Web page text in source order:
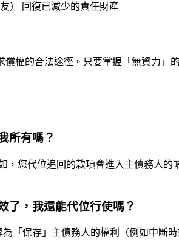
） 回復已減少的責任財產
權的合法途徑。只要掌握「無資力
所有嗎？
，您代位追回的款項會進入主債務人
了，我還能代位行使嗎？
「保存」主債務人的權利（例如中